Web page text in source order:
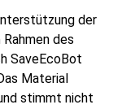
der
des
SaveEcoBot
Material
stimmt nicht